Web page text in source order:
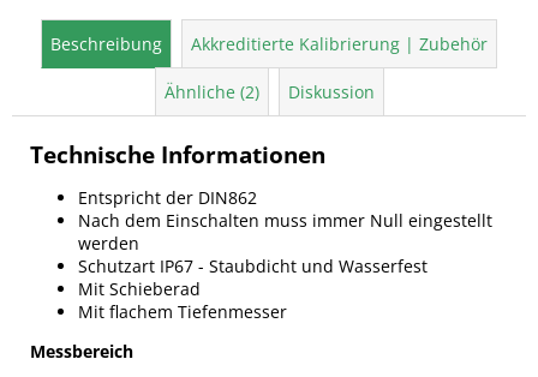
Beschreibung Akkreditierte Kalibrierung | Zubehör
Ähnliche (2) Diskussion
Technische Informationen
Entspricht der DIN862
Nach dem Einschalten muss immer Null eingestellt
werden
Schutzart IP67 - Staubdicht und Wasserfest
Mit Schieberad
Mit flachem Tiefenmesser
Messbereich